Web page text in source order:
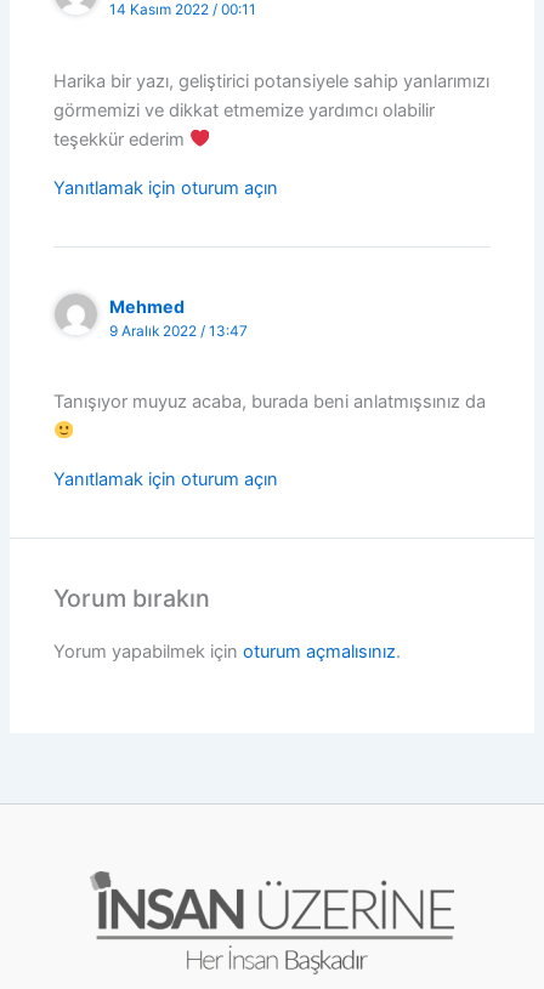
14 Kasım 2022 / 00:11
Harika bir yazı, geliştirici potansiyele sahip yanlarımızı
görmemizi ve dikkat etmemize yardımcı olabilir
teşekkür ederim
Yanıtlamak için oturum açın
Mehmed
9 Aralık 2022 / 13:47
Tanışıyor muyuz acaba, burada beni anlatmışsınız da
Yanıtlamak için oturum açın
Yorum bırakın
Yorum yapabilmek içinoturum açmalısınız.